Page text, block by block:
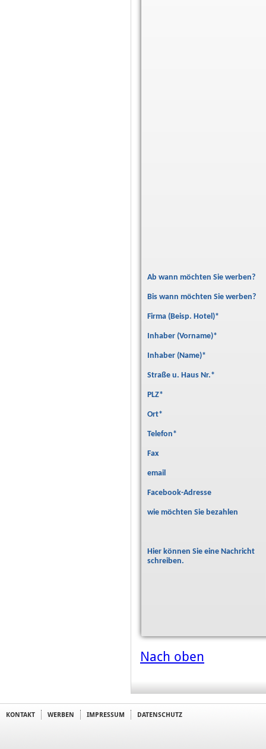
Ab wann möchten Sie werben?
Bis wann möchten Sie werben?
Firma (Beisp. Hotel)*
Inhaber (Vorname)*
Inhaber (Name)*
Straße u. Haus Nr.*
PLZ*
Ort*
Telefon*
Fax
email
Facebook-Adresse
wie möchten Sie bezahlen
Hier können Sie eine Nachricht
schreiben.
Nach oben
KONTAKT WERBEN IMPRESSUM DATENSCHUTZ